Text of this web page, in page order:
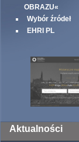
OBRAZU«
Wybór źródeł
EHRI PL
Aktualności